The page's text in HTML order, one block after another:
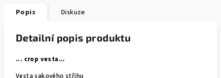
Popis Diskuze
Detailní popis produktu
... crop vesta...
Vesta sakového střihu